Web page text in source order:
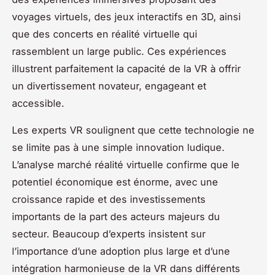
voyages virtuels, des jeux interactifs en 3D, ainsi
que des concerts en réalité virtuelle qui
rassemblent un large public. Ces expériences
illustrent parfaitement la capacité de la VR à offrir
un divertissement novateur, engageant et
accessible.
Les experts VR soulignent que cette technologie ne
se limite pas à une simple innovation ludique.
L’analyse marché réalité virtuelle confirme que le
potentiel économique est énorme, avec une
croissance rapide et des investissements
importants de la part des acteurs majeurs du
secteur. Beaucoup d’experts insistent sur
l’importance d’une adoption plus large et d’une
intégration harmonieuse de la VR dans différents